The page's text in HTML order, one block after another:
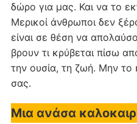
δώρο για μας. Και να το
Μερικοί άνθρωποι δεν
είναι σε θέση να
βρουν τι κρύβεται πίσω
την ουσία, τη ζωή. Μην το
σας.
Μια ανάσα